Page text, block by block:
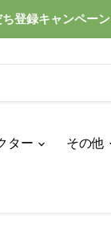
登録キャンペーン
ター その他